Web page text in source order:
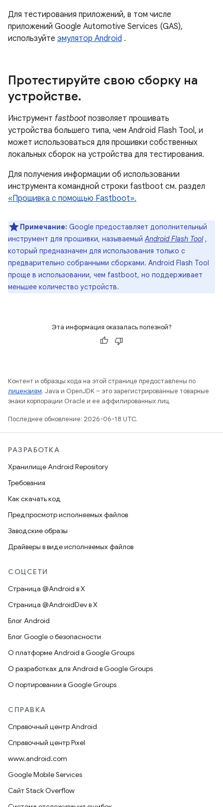
Для тестирования приложений, в том числе
приложений Google Automotive Services (GAS),
используйте эмулятор Android .
Протестируйте свою сборку на
устройстве.
Инструмент fastboot позволяет прошивать
устройства большего типа, чем Android Flash Tool, и
может использоваться для прошивки собственных
локальных сборок на устройства для тестирования.
Для получения информации об использовании
инструмента командной строки fastboot см. раздел
«Прошивка с помощью Fastboot».
Примечание: Google предоставляет дополнительный
инструмент для прошивки, называемыйAndroid Flash Tool,
который предназначен для использования только с
предварительно собранными сборками. Android Flash Tool
проще в использовании, чем fastboot, но поддерживает
меньшее количество устройств.
Эта информация оказалась полезной?
Контент и образцы кода на этой странице предоставлены по
лицензиям. Java и OpenJDK – это зарегистрированные товарные
знаки корпорации Oracle и ее аффилированных лиц.
Последнее обновление: 2026-06-18 UTC.
РАЗРАБОТКА
Хранилище Android Repository
Требования
Как скачать код
Предпросмотр исполняемых файлов
Заводские образы
Драйверы в виде исполняемых файлов
СОЦСЕТИ
Страница @Android в X
Страница @AndroidDev в X
Блог Android
Блог Google о безопасности
О платформе Android в Google Groups
О разработках для Android в Google Groups
О портировании в Google Groups
СПРАВКА
Справочный центр Android
Справочный центр Pixel
www.android.com
Google Mobile Services
Сайт Stack Overflow